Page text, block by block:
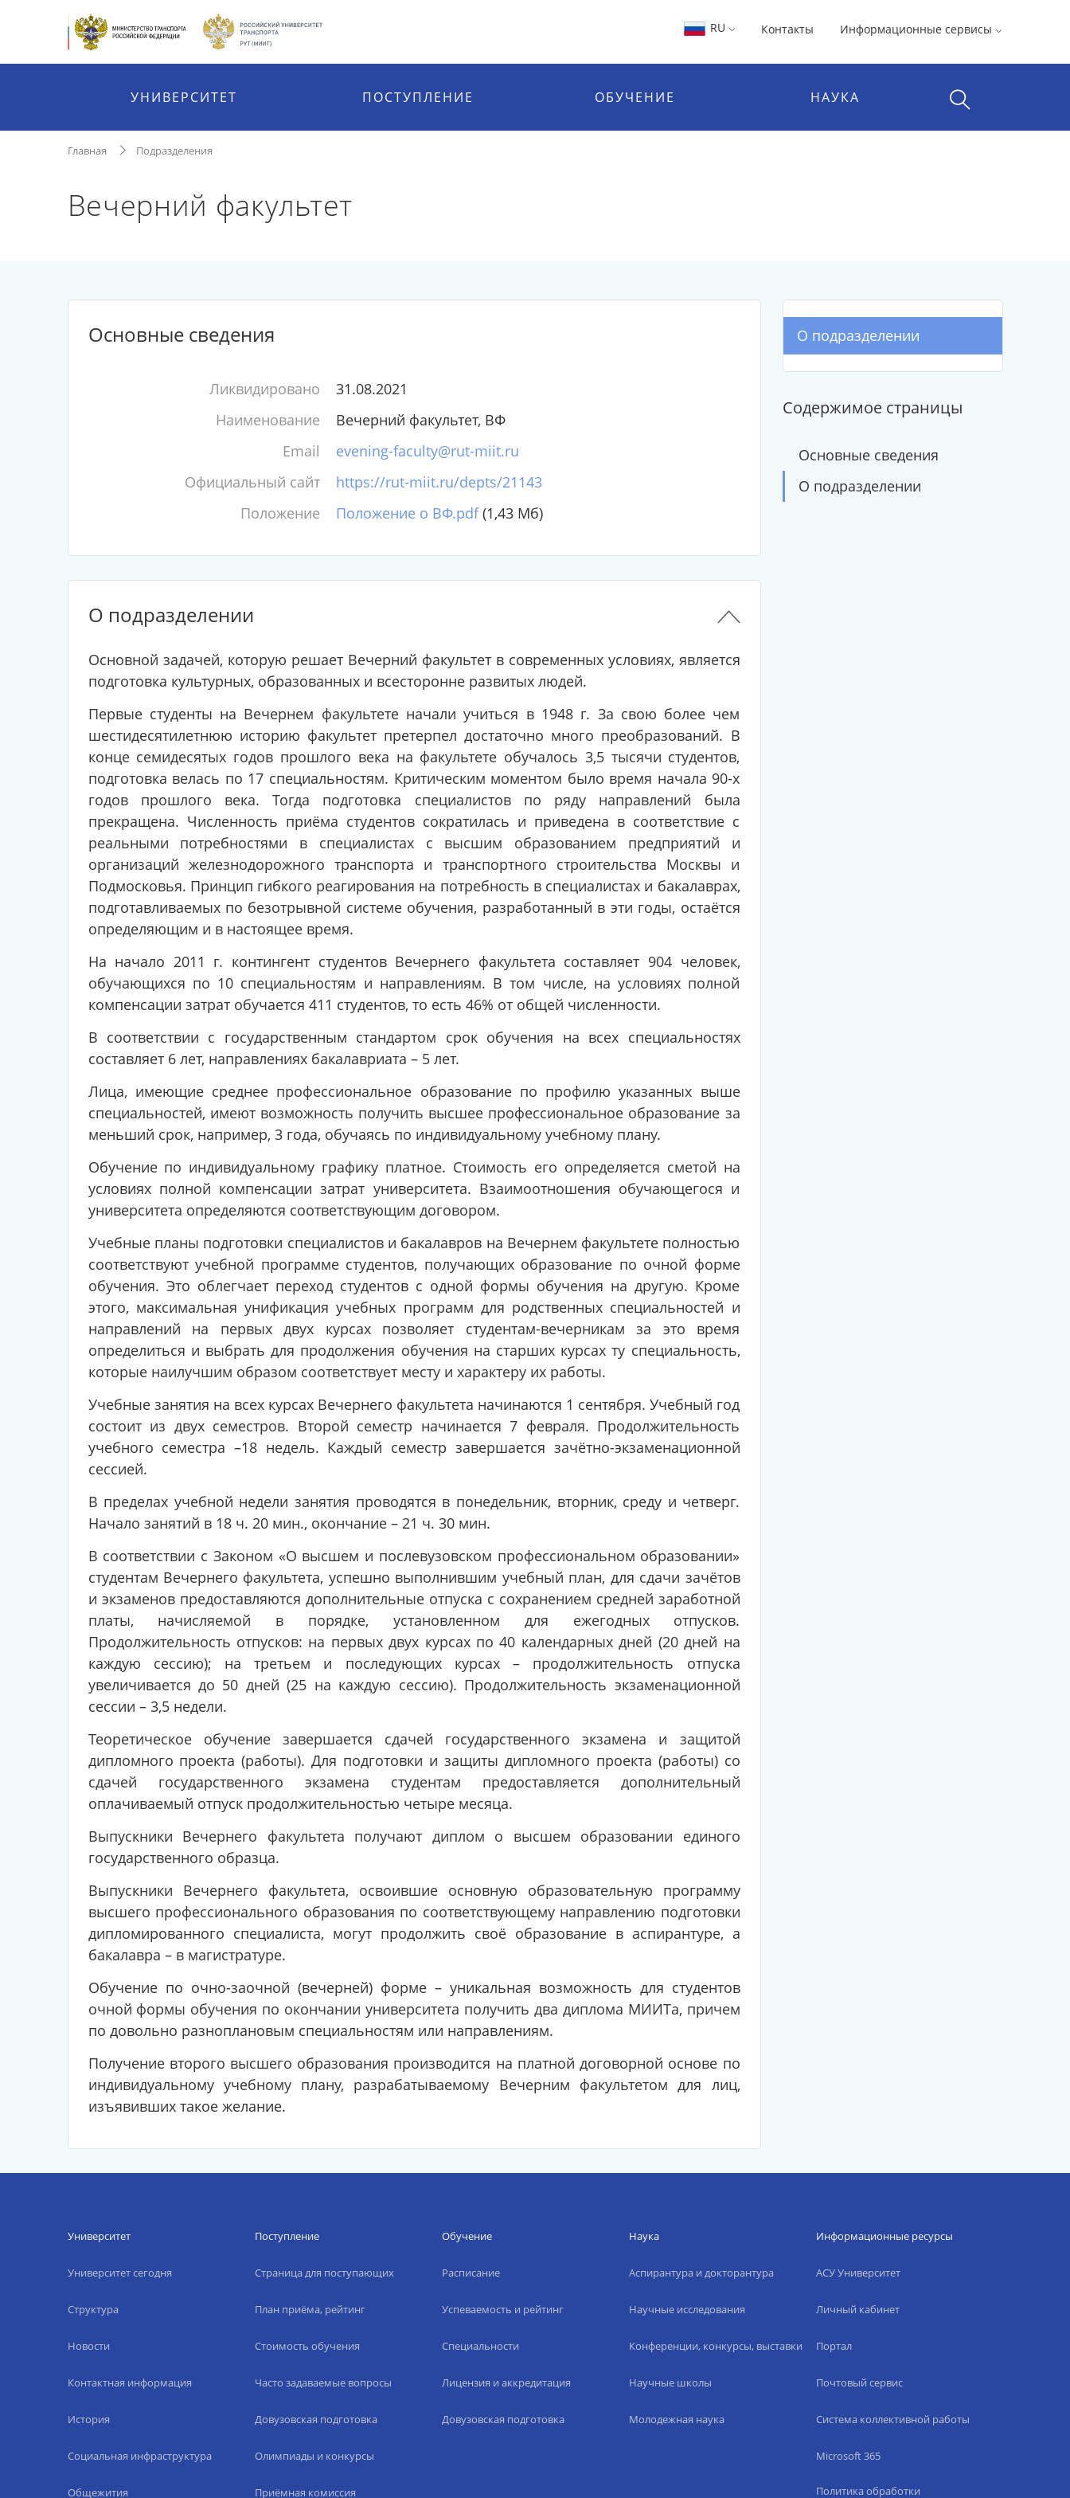
RU Контакты Информационные сервисы
УНИВЕРСИТЕТ ПОСТУПЛЕНИЕ ОБУЧЕНИЕ НАУКА
Главная Подразделения
Вечерний факультет
Основные сведения
Ликвидировано
31.08.2021
Наименование
Вечерний факультет, ВФ
Email
evening-faculty@rut-miit.ru
Официальный сайт
https://rut-miit.ru/depts/21143
Положение
Положение о ВФ.pdf(1,43 Мб)
О подразделении
Основной задачей, которую решает Вечерний факультет в современных условиях, является
подготовка культурных, образованных и всесторонне развитых людей.
Первые студенты на Вечернем факультете начали учиться в 1948 г. За свою более чем
шестидесятилетнюю историю факультет претерпел достаточно много преобразований. В
конце семидесятых годов прошлого века на факультете обучалось 3,5 тысячи студентов,
подготовка велась по 17 специальностям. Критическим моментом было время начала 90-х
годов прошлого века. Тогда подготовка специалистов по ряду направлений была
прекращена. Численность приёма студентов сократилась и приведена в соответствие с
реальными потребностями в специалистах с высшим образованием предприятий и
организаций железнодорожного транспорта и транспортного строительства Москвы и
Подмосковья. Принцип гибкого реагирования на потребность в специалистах и бакалаврах,
подготавливаемых по безотрывной системе обучения, разработанный в эти годы, остаётся
определяющим и в настоящее время.
На начало 2011 г. контингент студентов Вечернего факультета составляет 904 человек,
обучающихся по 10 специальностям и направлениям. В том числе, на условиях полной
компенсации затрат обучается 411 студентов, то есть 46% от общей численности.
В соответствии с государственным стандартом срок обучения на всех специальностях
составляет 6 лет, направлениях бакалавриата – 5 лет.
Лица, имеющие среднее профессиональное образование по профилю указанных выше
специальностей, имеют возможность получить высшее профессиональное образование за
меньший срок, например, 3 года, обучаясь по индивидуальному учебному плану.
Обучение по индивидуальному графику платное. Стоимость его определяется сметой на
условиях полной компенсации затрат университета. Взаимоотношения обучающегося и
университета определяются соответствующим договором.
Учебные планы подготовки специалистов и бакалавров на Вечернем факультете полностью
соответствуют учебной программе студентов, получающих образование по очной форме
обучения. Это облегчает переход студентов с одной формы обучения на другую. Кроме
этого, максимальная унификация учебных программ для родственных специальностей и
направлений на первых двух курсах позволяет студентам-вечерникам за это время
определиться и выбрать для продолжения обучения на старших курсах ту специальность,
которые наилучшим образом соответствует месту и характеру их работы.
Учебные занятия на всех курсах Вечернего факультета начинаются 1 сентября. Учебный год
состоит из двух семестров. Второй семестр начинается 7 февраля. Продолжительность
учебного семестра –18 недель. Каждый семестр завершается зачётно-экзаменационной
сессией.
В пределах учебной недели занятия проводятся в понедельник, вторник, среду и четверг.
Начало занятий в 18 ч. 20 мин., окончание – 21 ч. 30 мин.
В соответствии с Законом «О высшем и послевузовском профессиональном образовании»
студентам Вечернего факультета, успешно выполнившим учебный план, для сдачи зачётов
и экзаменов предоставляются дополнительные отпуска с сохранением средней заработной
платы, начисляемой в порядке, установленном для ежегодных отпусков.
Продолжительность отпусков: на первых двух курсах по 40 календарных дней (20 дней на
каждую сессию); на третьем и последующих курсах – продолжительность отпуска
увеличивается до 50 дней (25 на каждую сессию). Продолжительность экзаменационной
сессии – 3,5 недели.
Теоретическое обучение завершается сдачей государственного экзамена и защитой
дипломного проекта (работы). Для подготовки и защиты дипломного проекта (работы) со
сдачей государственного экзамена студентам предоставляется дополнительный
оплачиваемый отпуск продолжительностью четыре месяца.
Выпускники Вечернего факультета получают диплом о высшем образовании единого
государственного образца.
Выпускники Вечернего факультета, освоившие основную образовательную программу
высшего профессионального образования по соответствующему направлению подготовки
дипломированного специалиста, могут продолжить своё образование в аспирантуре, а
бакалавра – в магистратуре.
Обучение по очно-заочной (вечерней) форме – уникальная возможность для студентов
очной формы обучения по окончании университета получить два диплома МИИТа, причем
по довольно разноплановым специальностям или направлениям.
Получение второго высшего образования производится на платной договорной основе по
индивидуальному учебному плану, разрабатываемому Вечерним факультетом для лиц,
изъявивших такое желание.
О подразделении
Содержимое страницы
Основные сведения
О подразделении
Университет
Университет сегодня
Структура
Новости
Контактная информация
История
Социальная инфраструктура
Общежития
Поступление
Страница для поступающих
План приёма, рейтинг
Стоимость обучения
Часто задаваемые вопросы
Довузовская подготовка
Олимпиады и конкурсы
Приёмная комиссия
Обучение
Расписание
Успеваемость и рейтинг
Специальности
Лицензия и аккредитация
Довузовская подготовка
Наука
Аспирантура и докторантура
Научные исследования
Конференции, конкурсы, выставки
Научные школы
Молодежная наука
Информационные ресурсы
АСУ Университет
Личный кабинет
Портал
Почтовый сервис
Система коллективной работы
Microsoft 365
Политика обработки